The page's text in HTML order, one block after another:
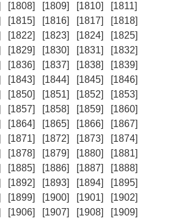
[1808] [1809] [1810]
[1811]
[1815] [1816] [1817]
[1818]
[1822] [1823] [1824]
[1825]
[1829] [1830] [1831]
[1832]
[1836] [1837] [1838]
[1839]
[1843] [1844] [1845]
[1846]
[1850] [1851] [1852]
[1853]
[1857] [1858] [1859]
[1860]
[1864] [1865] [1866]
[1867]
[1871] [1872] [1873]
[1874]
[1878] [1879] [1880]
[1881]
[1885] [1886] [1887]
[1888]
[1892] [1893] [1894]
[1895]
[1899] [1900] [1901]
[1902]
[1906] [1907] [1908]
[1909]